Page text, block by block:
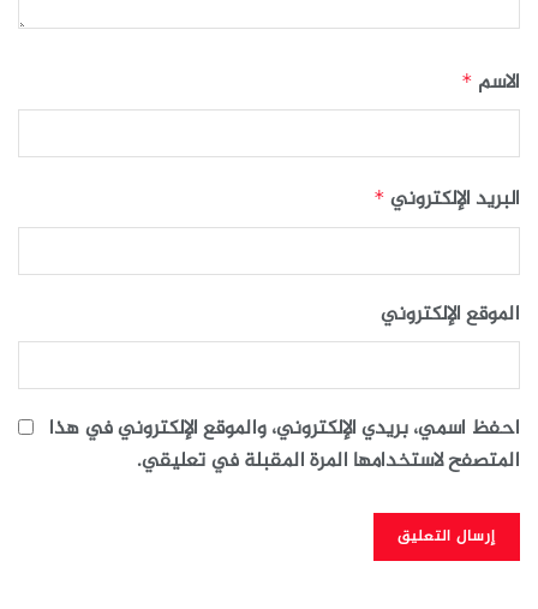
الاسم *
البريد الإلكتروني *
الموقع الإلكتروني
احفظ اسمي، بريدي الإلكتروني، والموقع الإلكتروني في هذا
المتصفح لاستخدامها المرة المقبلة في تعليقي.